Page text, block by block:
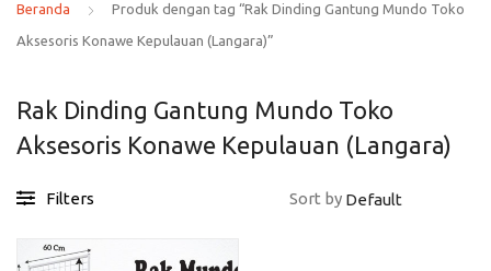
Beranda Produk dengan tag “Rak Dinding Gantung Mundo Toko
Aksesoris Konawe Kepulauan (Langara)”
Rak Dinding Gantung Mundo Toko
Aksesoris Konawe Kepulauan (Langara)
Filters Sort by